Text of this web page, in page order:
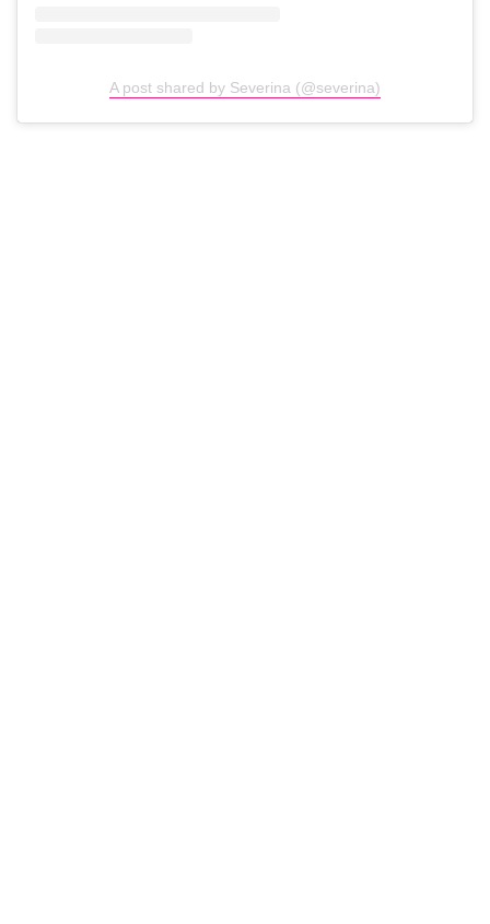
A post shared by Severina (@severina)